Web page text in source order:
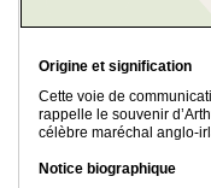
Origine et signification
Cette voie de
rappelle le souvenir
célèbre maréchal anglo-
Notice biographique